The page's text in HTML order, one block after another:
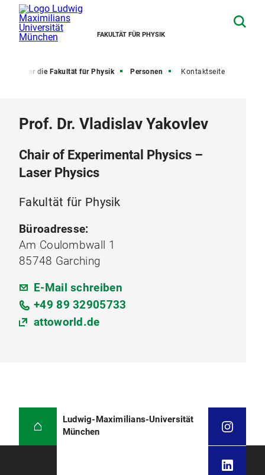
FAKULTÄT FÜR PHYSIK
Über die Fakultät für Physik Personen Kontaktseite
Prof. Dr. Vladislav Yakovlev
Chair of Experimental Physics –
Laser Physics
Fakultät für Physik
Büroadresse:
Am Coulombwall 1
85748 Garching
E-Mail schreiben
+49 89 32905733
attoworld.de
Ludwig-Maximilians-Universität
München